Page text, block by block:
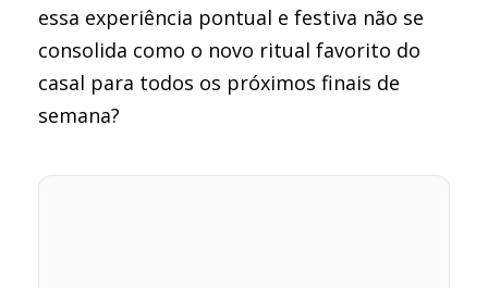
essa experiência pontual e festiva não se
consolida como o novo ritual favorito do
casal para todos os próximos finais de
semana?